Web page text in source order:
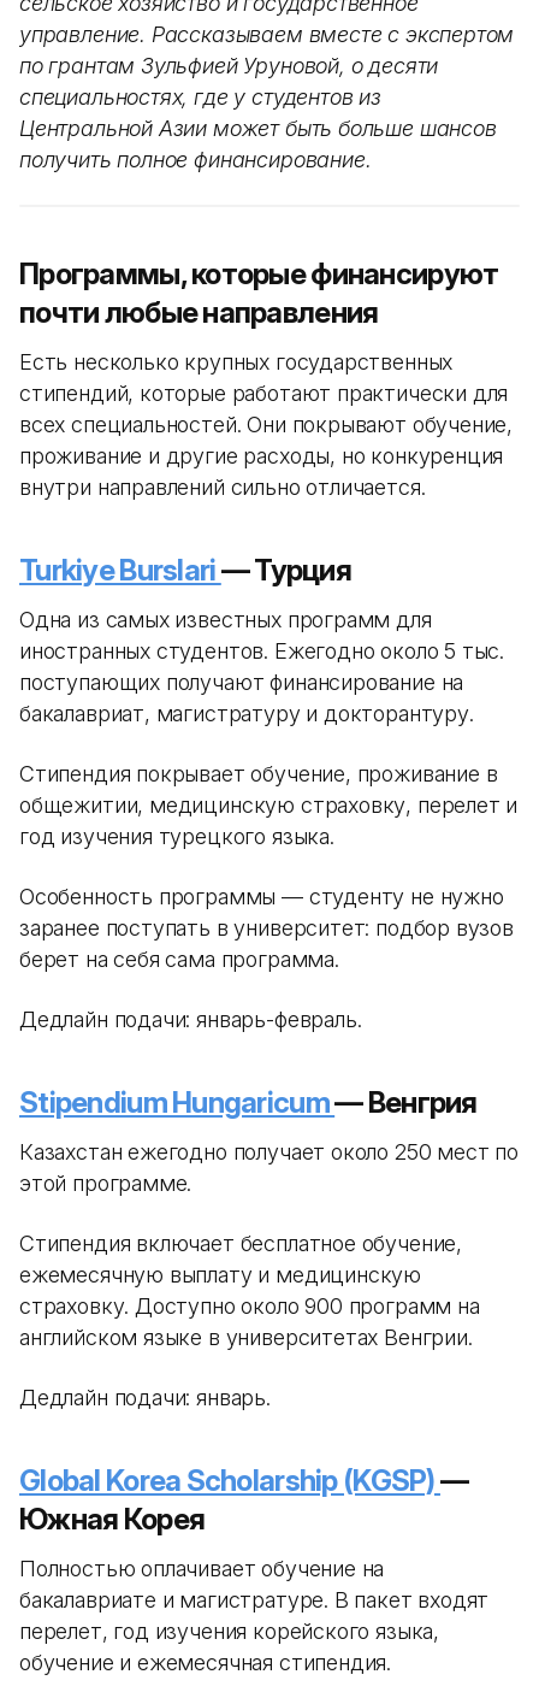
управление. Рассказываем вместе с экспертом
по грантам Зульфией Уруновой, о десяти
специальностях, где у студентов из
Центральной Азии может быть больше шансов
получить полное финансирование.
Программы, которые финансируют
почти любые направления
Есть несколько крупных государственных
стипендий, которые работают практически для
всех специальностей. Они покрывают обучение,
проживание и другие расходы, но конкуренция
внутри направлений сильно отличается.
Turkiye Burslari— Турция
Одна из самых известных программ для
иностранных студентов. Ежегодно около 5 тыс.
поступающих получают финансирование на
бакалавриат, магистратуру и докторантуру.
Стипендия покрывает обучение, проживание в
общежитии, медицинскую страховку, перелет и
год изучения турецкого языка.
Особенность программы — студенту не нужно
заранее поступать в университет: подбор вузов
берет на себя сама программа.
Дедлайн подачи: январь-февраль.
Stipendium Hungaricum— Венгрия
Казахстан ежегодно получает около 250 мест по
этой программе.
Стипендия включает бесплатное обучение,
ежемесячную выплату и медицинскую
страховку. Доступно около 900 программ на
английском языке в университетах Венгрии.
Дедлайн подачи: январь.
Global Korea Scholarship (KGSP)—
Южная Корея
Полностью оплачивает обучение на
бакалавриате и магистратуре. В пакет входят
перелет, год изучения корейского языка,
обучение и ежемесячная стипендия.